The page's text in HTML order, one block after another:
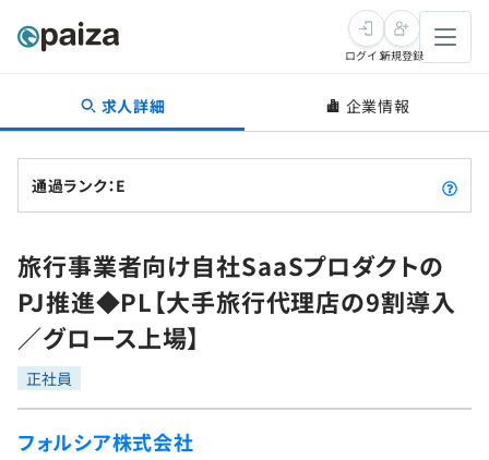
転職・キャリア
転職成功ガイド
転職エージェント
インタビュー
転職成功ガイド
新卒就活
求人検索
本選考
インターン
新卒エージェント
学習
問題集
4択課題
プログラミング言語
ゲーム・マンガ
ログイン新規登録
求人詳細 企業情報
通過ランク：E
旅行事業者向け自社SaaSプロダクトの
PJ推進◆PL【大手旅行代理店の9割導入
／グロース上場】
正社員
フォルシア株式会社